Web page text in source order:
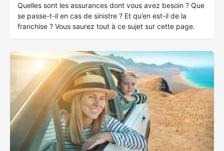
Quelles sont les assurances dont vous avez besoin ? Que
se passe-t-il en cas de sinistre ? Et qu’en est-il de la
franchise ? Vous saurez tout à ce sujet sur cette page.